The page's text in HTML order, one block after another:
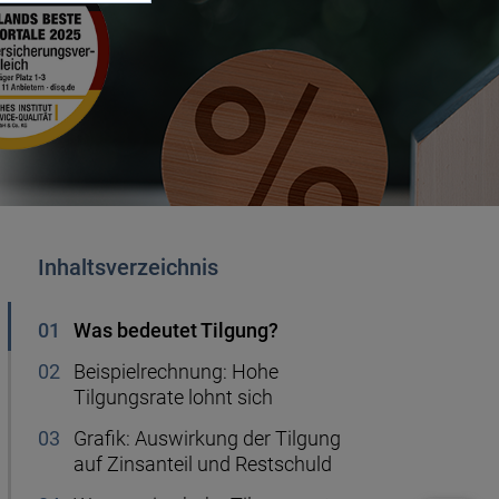
Ablauf Hauskauf
50.000 Euro anlegen
Musterdepot
Firmendepot
Festgeld anlegen
Sparen für Kinder
Altersvorsorge
Kredit für Rentner
Sanierungskredit
50.000 Euro Kredit
Gas sparen
Heizkosten
Handyvertrag kündigen
Wie viel Mbit brauche ich?
Inhaltsverzeichnis
Was bedeutet Tilgung?
Beispielrechnung: Hohe
Tilgungsrate lohnt sich
Grafik: Auswirkung der Tilgung
auf Zinsanteil und Restschuld